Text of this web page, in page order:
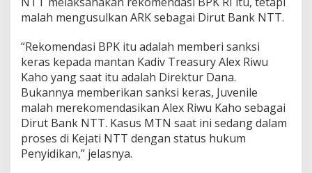
malah mengusulkan ARK sebagai Dirut Bank NTT.
“Rekomendasi BPK itu adalah memberi sanksi
keras kepada mantan Kadiv Treasury Alex Riwu
Kaho yang saat itu adalah Direktur Dana.
Bukannya memberikan sanksi keras, Juvenile
malah merekomendasikan Alex Riwu Kaho sebagai
Dirut Bank NTT. Kasus MTN saat ini sedang dalam
proses di Kejati NTT dengan status hukum
Penyidikan,” jelasnya.